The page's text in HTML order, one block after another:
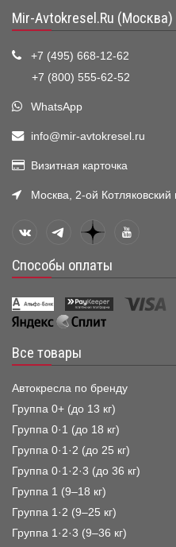
Mir-Avtokresel.Ru (Москва)
+7 (495) 668-12-62
+7 (800) 555-62-52
WhatsApp
info@mir-avtokresel.ru
Визитная карточка
Москва, 2-ой
Способы оплаты
Все товары
Автокресла по бренду
Группа 0+ (до 13 кг)
Группа 0·1 (до 18 кг)
Группа 0·1·2 (до 25 кг)
Группа 0·1·2·3 (до 36 кг)
Группа 1 (9–18 кг)
Группа 1·2 (9–25 кг)
Группа 1·2·3 (9–36 кг)